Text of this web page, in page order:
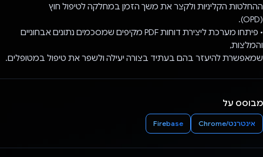
ההחלטות הקליניות ולקצר את משך הזמן במחלקה לטיפול חוץ
(OPD).
• פיתחו מערכת ליצירת דוחות PDF מקיפים שמסכמים נתונים אבחוניים
והמלצות,
שמאפשרת להיעזר בהם בעתיד בצורה יעילה ולשפר את טיפול במטופלים.
מבוסס על
אינטרנט/Chrome Firebase